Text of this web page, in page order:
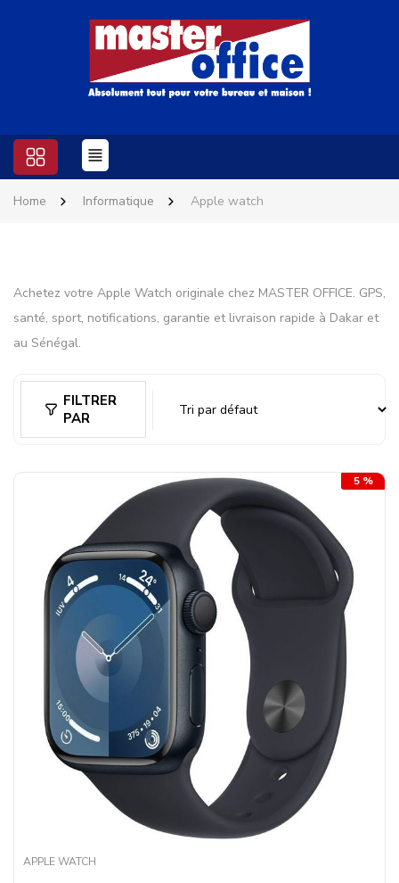
Home Informatique Apple watch
Achetez votre Apple Watch originale chez MASTER OFFICE. GPS,
santé, sport, notifications, garantie et livraison rapide à Dakar et
au Sénégal.
FILTRER
PAR
5 %
APPLE WATCH